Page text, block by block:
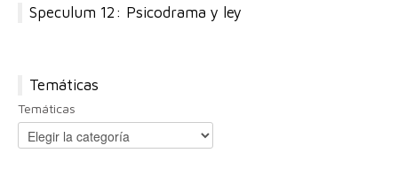
Speculum 12: Psicodrama y ley
Temáticas
Temáticas